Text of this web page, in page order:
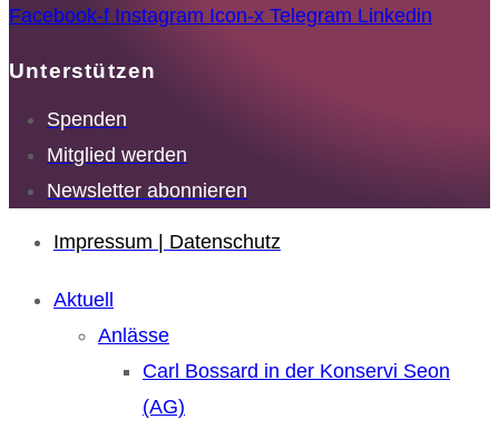
Facebook-f Instagram Icon-x Telegram Linkedin
Unterstützen
Spenden
Mitglied werden
Newsletter abonnieren
Impressum | Datenschutz
Aktuell
Anlässe
Carl Bossard in der Konservi Seon
(AG)